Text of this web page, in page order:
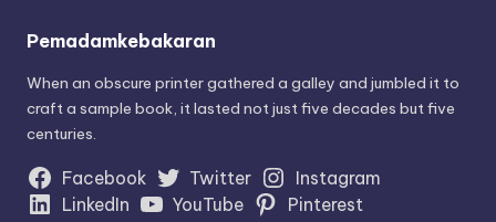
Pemadamkebakaran
When an obscure printer gathered a galley and jumbled it to
craft a sample book, it lasted not just five decades but five
centuries.
Facebook Twitter
Instagram
LinkedIn
YouTube Pinterest